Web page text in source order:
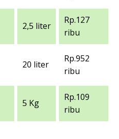
2,5 liter
Rp.127
ribu
20 liter
Rp.952
ribu
5 Kg
Rp.109
ribu